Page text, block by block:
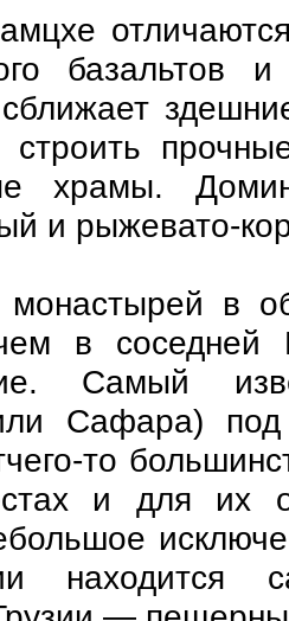
базальтов
строить
храмы.
и рыжевато-
в
в соседней
Самый
Сафара)
то
и для их
находится